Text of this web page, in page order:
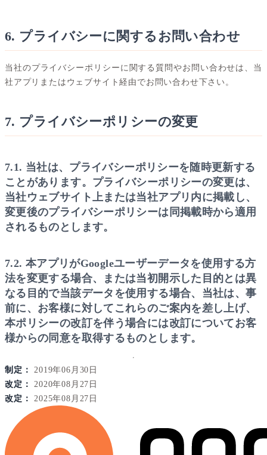
6. プライバシーに関するお問い合わせ
当社のプライバシーポリシーに関する質問やお問い合わせは、当
社アプリまたはウェブサイト経由でお問い合わせ下さい。
7. プライバシーポリシーの変更
7.1. 当社は、プライバシーポリシーを随時更新する
ことがあります。プライバシーポリシーの変更は、
当社ウェブサイト上または当社アプリ内に掲載し、
変更後のプライバシーポリシーは同掲載時から適用
されるものとします。
7.2. 本アプリがGoogleユーザーデータを使用する方
法を変更する場合、または当初開示した目的とは異
なる目的で当該データを使用する場合、当社は、事
前に、お客様に対してこれらのご案内を差し上げ、
本ポリシーの改訂を伴う場合には改訂についてお客
様からの同意を取得するものとします。
制定：
2019年06月30日
改定：
2020年08月27日
改定：
2025年08月27日